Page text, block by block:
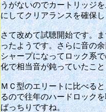
うがないのでカートリッジ
にしてクリアランスを確保
さて改めて試聴開始です。
ったようです。さらに音の
シャープになってロック系
化で相当音が鈍っていたこ
ＭＣ型のエリートに比べる
るので往年のハードロック
ばっちりですね。